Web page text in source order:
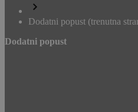
Dodatni popust (trenutna
Dodatni popust